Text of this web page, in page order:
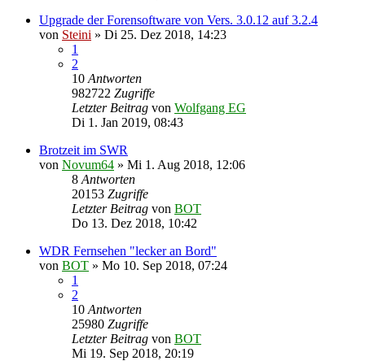
Upgrade der Forensoftware von Vers. 3.0.12 auf 3.2.4
von Steini » Di 25. Dez 2018, 14:23
1
2
10 Antworten
982722 Zugriffe
Letzter Beitrag von Wolfgang EG
Di 1. Jan 2019, 08:43
Brotzeit im SWR
von Novum64 » Mi 1. Aug 2018, 12:06
8 Antworten
20153 Zugriffe
Letzter Beitrag von BOT
Do 13. Dez 2018, 10:42
WDR Fernsehen "lecker an Bord"
von BOT » Mo 10. Sep 2018, 07:24
1
2
10 Antworten
25980 Zugriffe
Letzter Beitrag von BOT
Mi 19. Sep 2018, 20:19